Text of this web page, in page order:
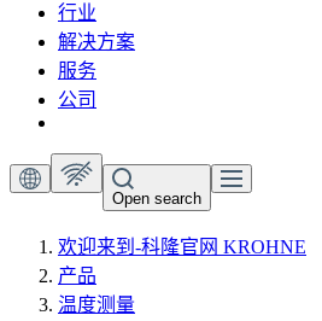
行业
解决方案
服务
公司
Open search
欢迎来到-科隆官网 KROHNE
产品
温度测量